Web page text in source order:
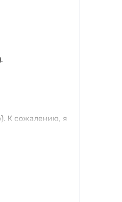
К сожалению, я
языке,
французском
💙🤍